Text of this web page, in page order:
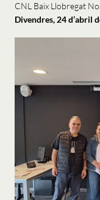
CNL Baix Llobregat
Divendres, 24 d’abril